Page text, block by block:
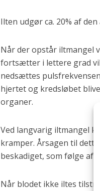
Ilten udgør ca. 20% af
Når der opstår iltmangel
fortsætter i lettere grad
nedsættes
hjertet og kredsløbet
organer.
Ved langvarig iltmangel
kramper. Årsagen til
beskadiget, som følge af
Når blodet ikke iltes